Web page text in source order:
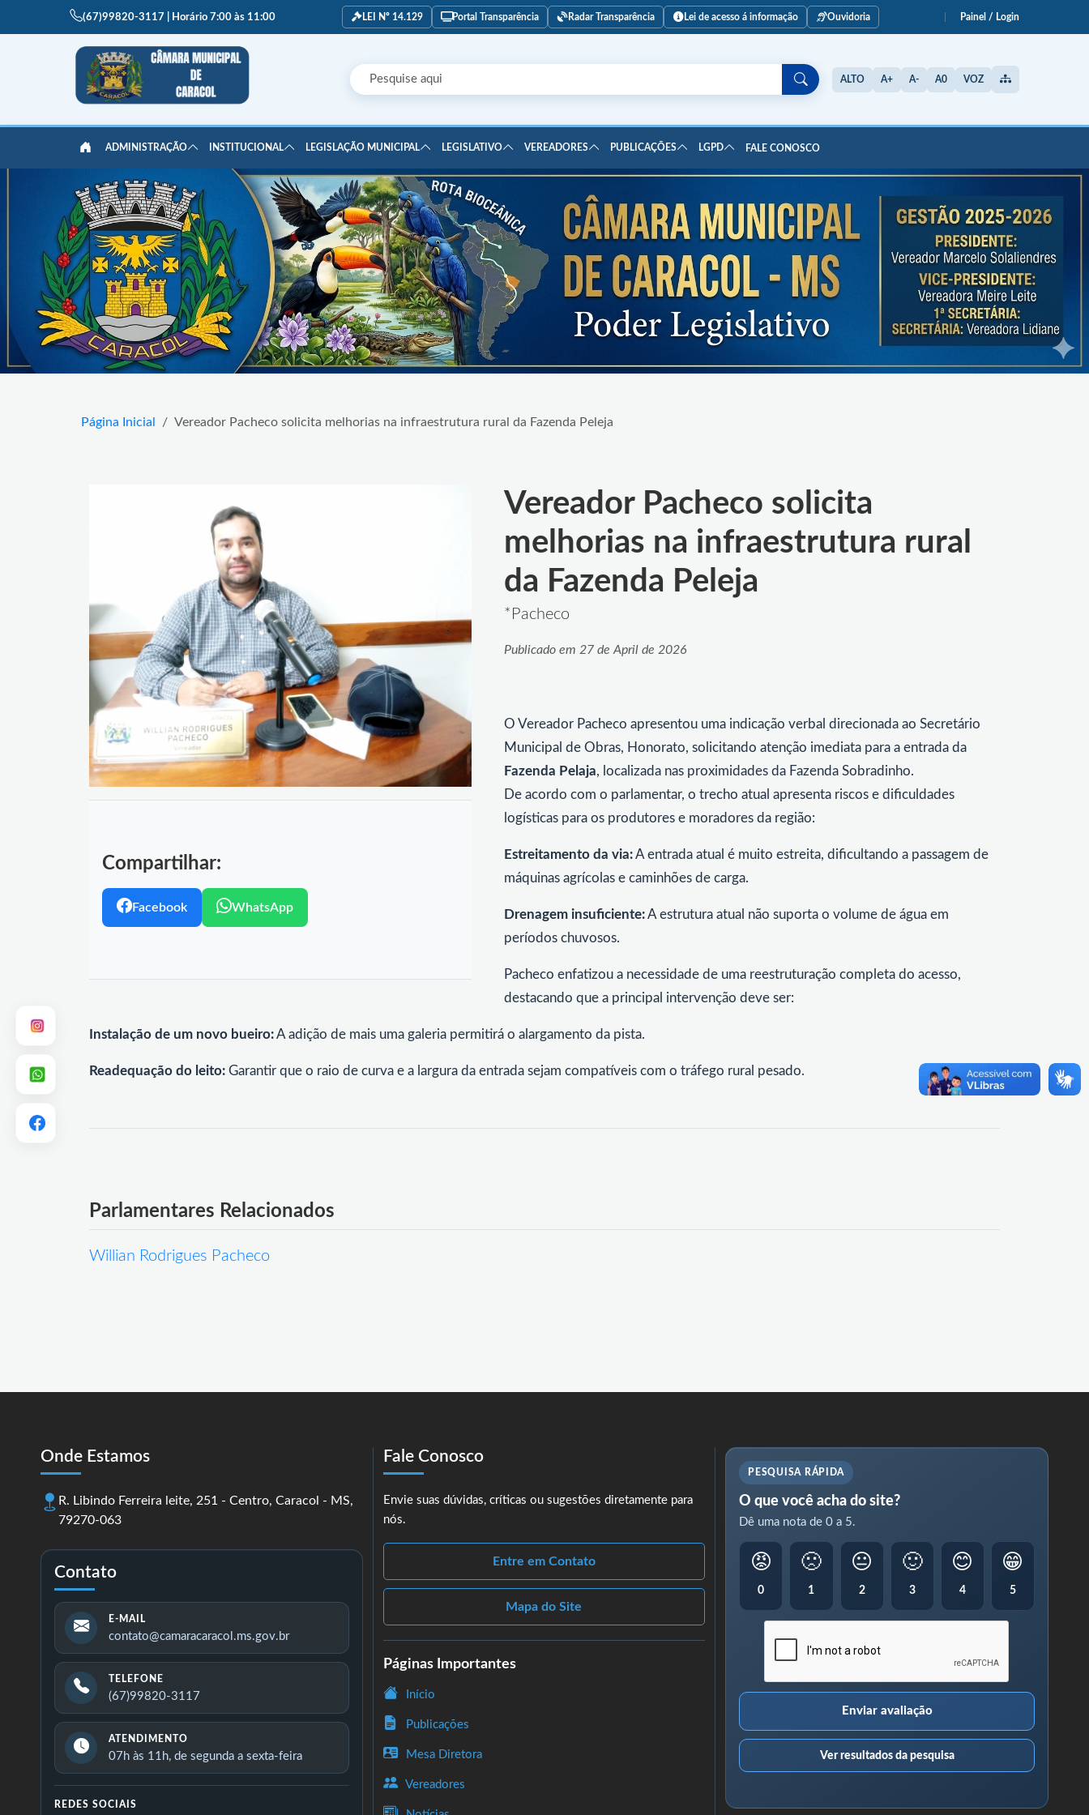
(67)99820-3117 | Horário 7:00 às 11:00 LEI Nº 14.129 Portal Transparência Radar Transparência Lei de acesso á informação Ouvidoria Painel / Login
ALTO A+ A- A0 VOZ
ADMINISTRAÇÃO INSTITUCIONAL LEGISLAÇÃO MUNICIPAL LEGISLATIVO VEREADORES PUBLICAÇÕES LGPD FALE CONOSCO
Página Inicial Vereador Pacheco solicita melhorias na infraestrutura rural da Fazenda Peleja
Compartilhar:
Facebook WhatsApp
Vereador Pacheco solicita
melhorias na infraestrutura rural
da Fazenda Peleja
*Pacheco
Publicado em 27 de April de 2026
O Vereador Pacheco apresentou uma indicação verbal direcionada ao Secretário
Municipal de Obras, Honorato, solicitando atenção imediata para a entrada da
Fazenda Pelaja, localizada nas proximidades da Fazenda Sobradinho.
De acordo com o parlamentar, o trecho atual apresenta riscos e dificuldades
logísticas para os produtores e moradores da região:
Estreitamento da via:A entrada atual é muito estreita, dificultando a passagem de
máquinas agrícolas e caminhões de carga.
Drenagem insuficiente:A estrutura atual não suporta o volume de água em
períodos chuvosos.
Pacheco enfatizou a necessidade de uma reestruturação completa do acesso,
destacando que a principal intervenção deve ser:
Instalação de um novo bueiro:A adição de mais uma galeria permitirá o alargamento da pista.
Readequação do leito: Garantir que o raio de curva e a largura da entrada sejam compatíveis com o tráfego rural pesado.
Parlamentares Relacionados
Willian Rodrigues Pacheco
Onde Estamos
R. Libindo Ferreira leite, 251 - Centro, Caracol - MS,
79270-063
Contato
E-MAIL
contato@camaracaracol.ms.gov.br
TELEFONE
(67)99820-3117
ATENDIMENTO
07h às 11h, de segunda a sexta-feira
REDES SOCIAIS
Fale Conosco
Envie suas dúvidas, críticas ou sugestões diretamente para
nós.
Entre em Contato
Mapa do Site
Páginas Importantes
Início
Publicações
Mesa Diretora
Vereadores
PESQUISA RÁPIDA
O que você acha do site?
Dê uma nota de 0 a 5.
😡
0
🙁
1
😐
2
🙂
3
😊
4
😁
5
Enviar avaliação
Ver resultados da pesquisa